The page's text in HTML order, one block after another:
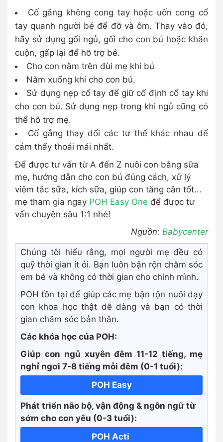
Cố gắng không cong tay hoặc uốn cong cổ
tay quanh người bé để đỡ và ôm. Thay vào đó,
hãy sử dụng gối ngủ, gối cho con bú hoặc khăn
cuộn, gấp lại để hỗ trợ bé.
Cho con nằm trên đùi mẹ khi bú
Nằm xuống khi cho con bú.
Sử dụng nẹp cổ tay để giữ cố định cổ tay khi
cho con bú. Sử dụng nẹp trong khi ngủ cũng có
thể hỗ trợ mẹ.
Cố gắng thay đổi các tư thế khác nhau để
cảm thấy thoải mái nhất.
Để được tư vấn từ A đến Z nuôi con bằng sữa
mẹ, hướng dẫn cho con bú đúng cách, xử lý
viêm tắc sữa, kích sữa, giúp con tăng cân tốt...
mẹ tham gia ngay POH Easy One để được tư
vấn chuyên sâu 1:1 nhé!
Nguồn: Babycenter
Chúng tôi hiểu rằng, mọi người mẹ đều có
quỹ thời gian ít ỏi. Bạn luôn bận rộn chăm sóc
em bé và không có thời gian cho chính mình.
POH tồn tại để giúp các mẹ bận rộn nuôi dạy
con khoa học thật dễ dàng và bạn có thời
gian chăm sóc bản thân.
Các khóa học của POH:
Giúp con ngủ xuyên đêm 11-12 tiếng, mẹ
nghỉ ngơi 7-8 tiếng mỗi đêm (0-1 tuổi):
POH Easy
Phát triển não bộ, vận động & ngôn ngữ từ
sớm cho con yêu (0-3 tuổi):
POH Acti